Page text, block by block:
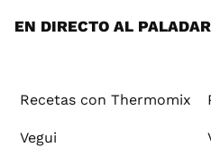
EN DIRECTO AL
Recetas con Thermomix
Vegui